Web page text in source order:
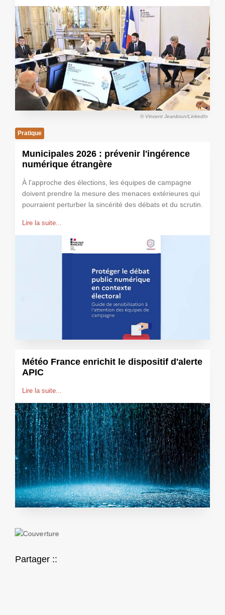
© Vincent Jeanbrun/LinkedIn
Pratique
Municipales 2026 : prévenir l'ingérence
numérique étrangère
À l'approche des élections, les équipes de campagne
doivent prendre la mesure des menaces extérieures qui
pourraient perturber la sincérité des débats et du scrutin.
Lire la suite...
Météo France enrichit le dispositif d'alerte
APIC
Lire la suite...
Partager ::